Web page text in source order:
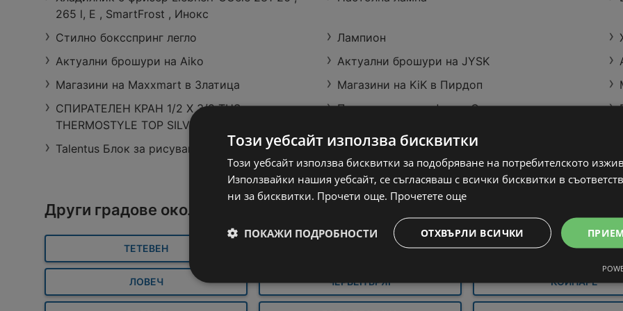
Седмична BILLA
брошура с валидност
до 12.08.2026
50 страници
до 10.08.2026
265 l, E , SmartFrost , Инокс
Стилно боксспринг легло Лампион
Актуални брошури на Aiko
Актуални брошури на JYSK
Магазини на Maxxmart в Златица
Магазини на KiK в Пирдоп
СПИРАТЕЛЕН КРАН 1/2 Х 3/8 THS
THERMOSTYLE TOP SILVER
Покажи всички оферти Супермаркети
Talentus Блок за рисуване А3 Fino Алуминиево фолио 30 м
Други градове около Пирдоп
ТЕТЕВЕН ЛУКОВИТ
ЛОВЕЧ ЧЕРВЕН БРЯГ КОЙНАРЕ
Този уебсайт използва бисквитки
Този уебсайт използва бисквитки за подобряване на потребителското
Използвайки нашия уебсайт, се съгласяваш с всички бисквитки в
ни за бисквитки. Прочети още. Прочетете още
ОТХВЪРЛИ ВСИЧКИ
ПОКАЖИ ПОДРОБНОСТИ